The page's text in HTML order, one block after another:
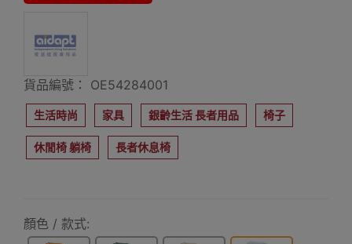
貨品編號： OE54284001
生活時尚 家具 銀齡生活 長者用品 椅子
休閒椅 躺椅 長者休息椅
顏色 / 款式: